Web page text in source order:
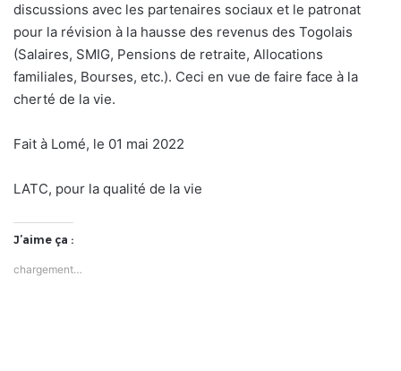
discussions avec les partenaires sociaux et le patronat
pour la révision à la hausse des revenus des Togolais
(Salaires, SMIG, Pensions de retraite, Allocations
familiales, Bourses, etc.). Ceci en vue de faire face à la
cherté de la vie.
Fait à Lomé, le 01 mai 2022
LATC, pour la qualité de la vie
J’aime ça :
chargement…